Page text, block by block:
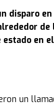
disparo
de
en
un